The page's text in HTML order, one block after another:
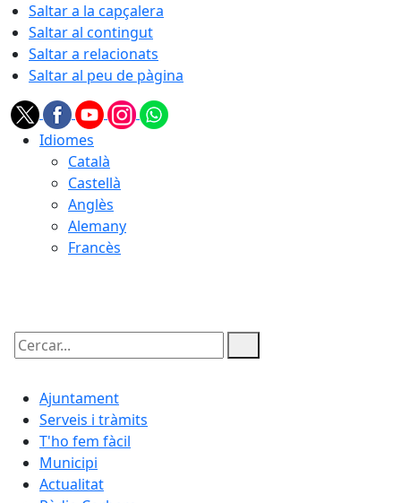
Saltar a la capçalera
Saltar al contingut
Saltar a relacionats
Saltar al peu de pàgina
Idiomes
Català
Castellà
Anglès
Alemany
Francès
Cercar:
Ajuntament
Serveis i tràmits
T'ho fem fàcil
Municipi
Actualitat